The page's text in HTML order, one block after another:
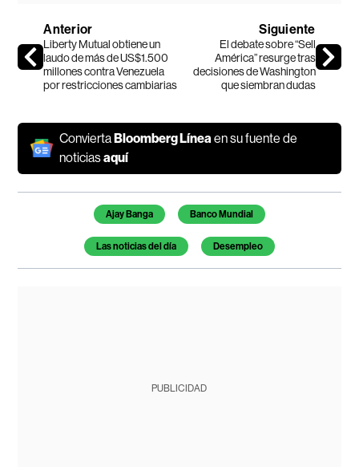
Anterior
Liberty Mutual obtiene un
laudo de más de US$1.500
millones contra Venezuela
por restricciones cambiarias
Siguiente
El debate sobre “Sell
América” resurge tras
decisiones de Washington
que siembran dudas
ConviertaBloomberg Línea en su fuente de
noticiasaquí
Temas de este artículo
Ajay Banga Banco Mundial
Las noticias del día Desempleo
PUBLICIDAD